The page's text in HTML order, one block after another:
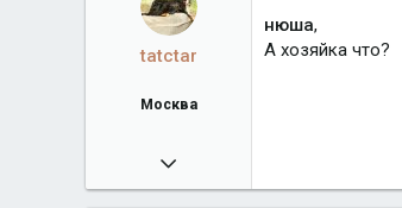
Город
tatctar
Москва
30.05.2010
28 065
нюша,
А хозяйка что?